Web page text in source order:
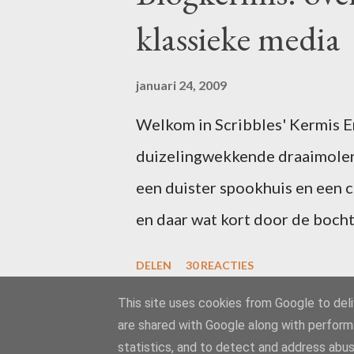
i
e
p
t
n
klassieke media
januari 24, 2009
Welkom in Scribbles' Kermis
duizelingwekkende
een duister spookhuis en een
en daar wat kort door de
in één of meer van de
zal ik uw ideeën toevoegen
gaan we los! Het is inmiddels
DELEN 30 REACTIES
This site uses cookies from Google to
are shared with Google along with
statistics, and to detect and address